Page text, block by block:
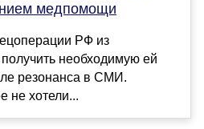
медпомощи
РФ из
необходимую ей
резонанса в СМИ.
не хотели...